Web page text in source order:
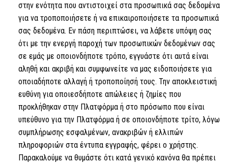
στην ενότητα που αντιστοιχεί στα προσωπικά σας δεδομένα
για να τροποποιήσετε ή να επικαιροποιήσετε τα προσωπικά
σας δεδομένα. Εν πάση περιπτώσει, να λάβετε υπόψη σας
ότι με την ενεργή παροχή των προσωπικών δεδομένων σας
σε εμάς με οποιονδήποτε τρόπο, εγγυάστε ότι αυτά είναι
αληθή και ακριβή και συμφωνείτε να μας ειδοποιήσετε για
οποιαδήποτε αλλαγή ή τροποποίησή τους. Την αποκλειστική
ευθύνη για οποιεσδήποτε απώλειες ή ζημίες που
προκλήθηκαν στην Πλατφόρμα ή στο πρόσωπο που είναι
υπεύθυνο για την Πλατφόρμα ή σε οποιονδήποτε τρίτο, λόγω
συμπλήρωσης εσφαλμένων, ανακριβών ή ελλιπών
πληροφοριών στα έντυπα εγγραφής, φέρει ο χρήστης.
Παρακαλούμε να θυμάστε ότι κατά γενικό κανόνα θα πρέπει